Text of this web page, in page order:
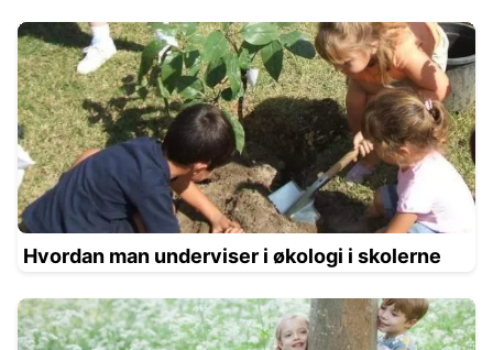
Hvordan man underviser i økologi i skolerne